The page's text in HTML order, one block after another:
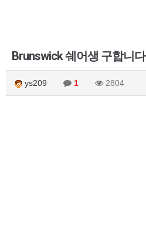
Brunswick 쉐어생 구합니다
ys209 1 2804